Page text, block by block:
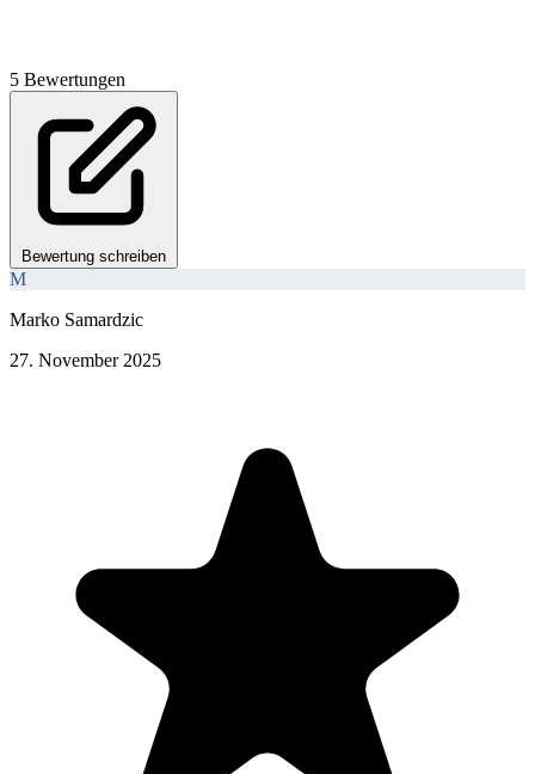
5 Bewertungen
Bewertung schreiben
M
Marko Samardzic
27. November 2025